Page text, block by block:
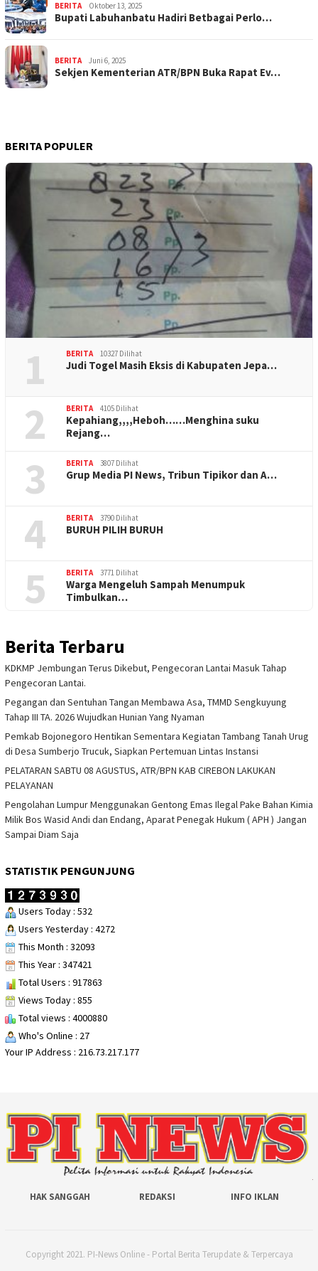
BERITA Oktober 13, 2025
Bupati Labuhanbatu Hadiri Betbagai Perlo…
BERITA Juni 6, 2025
Sekjen Kementerian ATR/BPN Buka Rapat Ev…
BERITA POPULER
1 BERITA 10327 Dilihat
Judi Togel Masih Eksis di Kabupaten Jepa…
2 BERITA 4105 Dilihat
Kepahiang,,,,Heboh……Menghina suku
Rejang…
3 BERITA 3807 Dilihat
Grup Media PI News, Tribun Tipikor dan A…
4 BERITA 3790 Dilihat
BURUH PILIH BURUH
5 BERITA 3771 Dilihat
Warga Mengeluh Sampah Menumpuk
Timbulkan…
Berita Terbaru
KDKMP Jembungan Terus Dikebut, Pengecoran Lantai Masuk Tahap
Pengecoran Lantai.
Pegangan dan Sentuhan Tangan Membawa Asa, TMMD Sengkuyung
Tahap III TA. 2026 Wujudkan Hunian Yang Nyaman
Pemkab Bojonegoro Hentikan Sementara Kegiatan Tambang Tanah Urug
di Desa Sumberjo Trucuk, Siapkan Pertemuan Lintas Instansi
PELATARAN SABTU 08 AGUSTUS, ATR/BPN KAB CIREBON LAKUKAN
PELAYANAN
Pengolahan Lumpur Menggunakan Gentong Emas Ilegal Pake Bahan Kimia
Milik Bos Wasid Andi dan Endang, Aparat Penegak Hukum ( APH ) Jangan
Sampai Diam Saja
STATISTIK PENGUNJUNG
Users Today : 532
Users Yesterday : 4272
This Month : 32093
This Year : 347421
Total Users : 917863
Views Today : 855
Total views : 4000880
Who's Online : 27
Your IP Address : 216.73.217.177
HAK SANGGAH REDAKSI INFO IKLAN
Copyright 2021. PI-News Online - Portal Berita Terupdate & Terpercaya